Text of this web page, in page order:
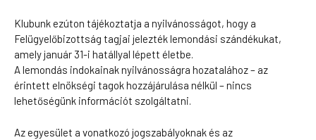
Klubunk ezúton tájékoztatja a nyilvánosságot, hogy a
Felügyelőbizottság tagjai jelezték lemondási szándékukat,
amely január 31-i hatállyal lépett életbe.
A lemondás indokainak nyilvánosságra hozatalához – az
érintett elnökségi tagok hozzájárulása nélkül – nincs
lehetőségünk információt szolgáltatni.
Az egyesület a vonatkozó jogszabályoknak és az